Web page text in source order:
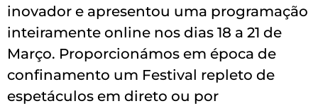
inovador e apresentou uma programação
inteiramente online nos dias 18 a 21 de
Março. Proporcionámos em época de
confinamento um Festival repleto de
espetáculos em direto ou por